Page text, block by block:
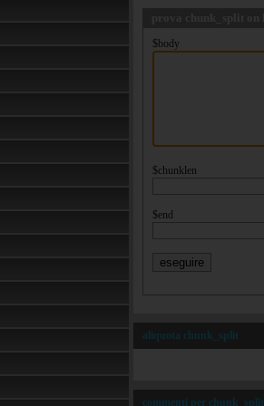
$body
$chunklen
$end
aliquota chunk_split
commenti per chunk_split